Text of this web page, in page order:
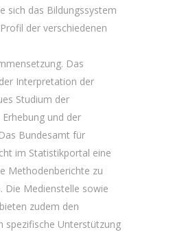
sich das Bildungssystem
der verschiedenen
Das
Interpretation der
Studium der
und der
Bundesamt für
im Statistikportal eine
Methodenberichte zu
Die Medienstelle sowie
zudem den
spezifische Unterstützung